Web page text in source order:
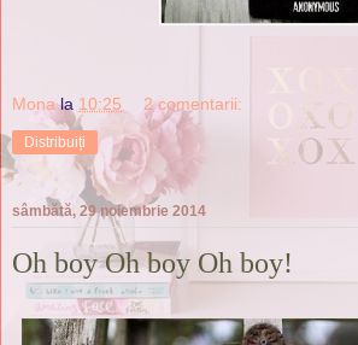
Mona la 10:25 2 comentarii:
Distribuiți
sâmbătă, 29 noiembrie 2014
Oh boy Oh boy Oh boy!